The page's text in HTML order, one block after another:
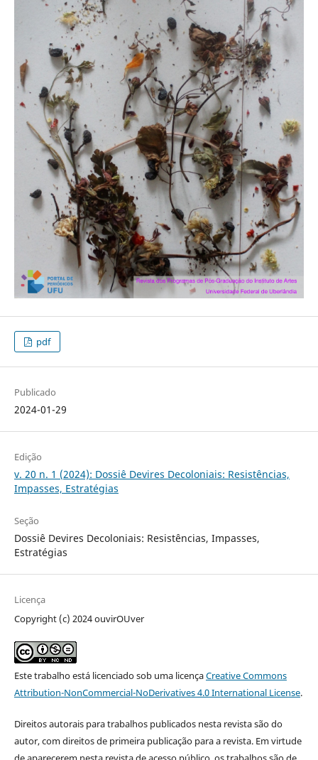
pdf
Publicado
2024-01-29
Edição
v. 20 n. 1 (2024): Dossiê Devires Decoloniais: Resistências,
Impasses, Estratégias
Seção
Dossiê Devires Decoloniais: Resistências, Impasses,
Estratégias
Licença
Copyright (c) 2024 ouvirOUver
Este trabalho está licenciado sob uma licençaCreative Commons
Attribution-NonCommercial-NoDerivatives 4.0 International License.
Direitos autorais para trabalhos publicados nesta revista são do
autor, com direitos de primeira publicação para a revista. Em virtude